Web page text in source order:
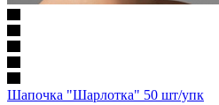
Шапочка "Шарлотка" 50 шт/упк